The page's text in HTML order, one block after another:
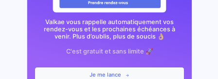
Valkae vous rappelle automatiquement vos
rendez-vous et les prochaines échéances à
venir. Plus d’oublis, plus de soucis 👌🏼
C'est gratuit et sans limite 🚀
Je me lance